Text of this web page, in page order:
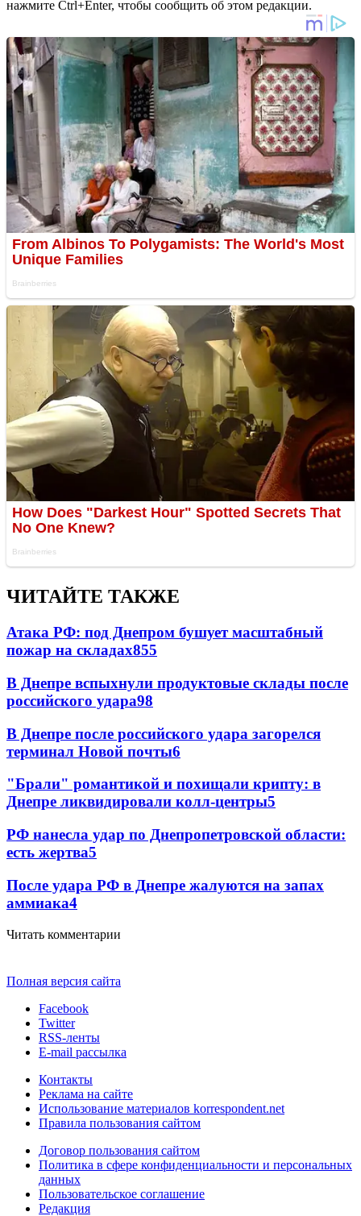
нажмите Ctrl+Enter, чтобы сообщить об этом редакции.
ЧИТАЙТЕ ТАКЖЕ
Атака РФ: под Днепром бушует масштабный
пожар на складах855
В Днепре вспыхнули продуктовые склады после
российского удара98
В Днепре после российского удара загорелся
терминал Новой почты6
"Брали" романтикой и похищали крипту: в
Днепре ликвидировали колл-центры5
РФ нанесла удар по Днепропетровской области:
есть жертва5
После удара РФ в Днепре жалуются на запах
аммиака4
Читать комментарии
Полная версия сайта
Facebook
Twitter
RSS-ленты
E-mail рассылка
Контакты
Реклама на сайте
Использование материалов korrespondent.net
Правила пользования сайтом
Договор пользования сайтом
Политика в сфере конфиденциальности и персональных
данных
Пользовательское соглашение
Редакция